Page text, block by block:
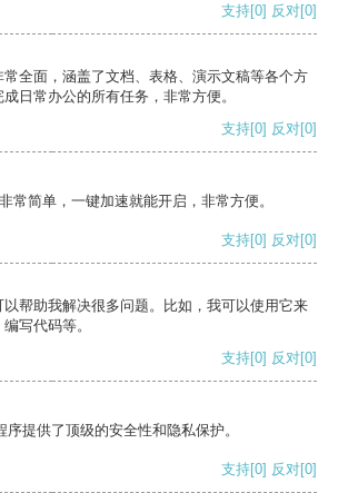
支持[0] 反对[0]
全面，涵盖了文档、表格、演示文稿等各个方
日常办公的所有任务，非常方便。
支持[0] 反对[0]
常简单，一键加速就能开启，非常方便。
支持[0] 反对[0]
帮助我解决很多问题。比如，我可以使用它来
写代码等。
支持[0] 反对[0]
提供了顶级的安全性和隐私保护。
支持[0] 反对[0]